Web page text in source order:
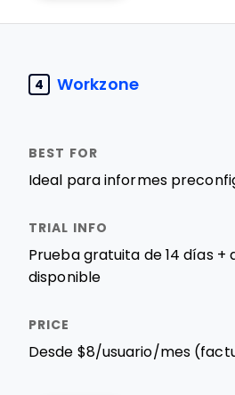
4 Workzone
Ideal para informes
Prueba gratuita de 14 días +
disponible
Desde $8/usuario/mes